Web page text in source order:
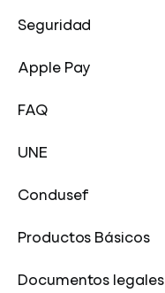
Seguridad
Apple Pay
FAQ
UNE
Condusef
Productos Básicos
Documentos legales